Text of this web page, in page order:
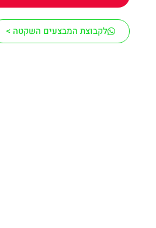
לקבוצת המבצעים השקטה >